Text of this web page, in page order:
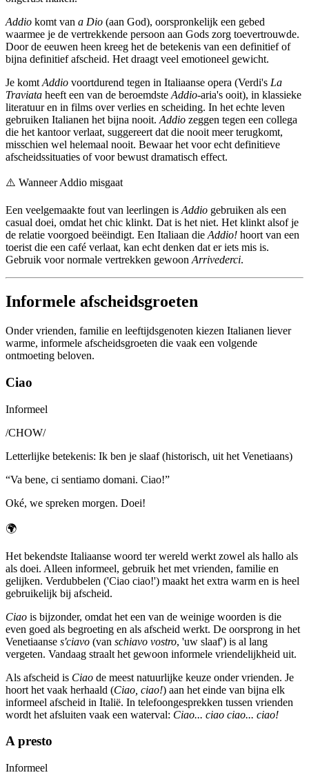
Addio komt van a Dio (aan God), oorspronkelijk een gebed
waarmee je de vertrekkende persoon aan Gods zorg toevertrouwde.
Door de eeuwen heen kreeg het de betekenis van een definitief of
bijna definitief afscheid. Het draagt veel emotioneel gewicht.
Je komt Addio voortdurend tegen in Italiaanse opera (Verdi's La
Traviata heeft een van de beroemdste Addio-aria's ooit), in klassieke
literatuur en in films over verlies en scheiding. In het echte leven
gebruiken Italianen het bijna nooit. Addio zeggen tegen een collega
die het kantoor verlaat, suggereert dat die nooit meer terugkomt,
misschien wel helemaal nooit. Bewaar het voor echt definitieve
afscheidssituaties of voor bewust dramatisch effect.
⚠️ Wanneer Addio misgaat
Een veelgemaakte fout van leerlingen is Addio gebruiken als een
casual doei, omdat het chic klinkt. Dat is het niet. Het klinkt alsof je
de relatie voorgoed beëindigt. Een Italiaan die Addio! hoort van een
toerist die een café verlaat, kan echt denken dat er iets mis is.
Gebruik voor normale vertrekken gewoon Arrivederci.
Informele afscheidsgroeten
Onder vrienden, familie en leeftijdsgenoten kiezen Italianen liever
warme, informele afscheidsgroeten die vaak een volgende
ontmoeting beloven.
Ciao
Informeel
/CHOW/
Letterlijke betekenis: Ik ben je slaaf (historisch, uit het Venetiaans)
“Va bene, ci sentiamo domani. Ciao!”
Oké, we spreken morgen. Doei!
🌍
Het bekendste Italiaanse woord ter wereld werkt zowel als hallo als
als doei. Alleen informeel, gebruik het met vrienden, familie en
gelijken. Verdubbelen ('Ciao ciao!') maakt het extra warm en is heel
gebruikelijk bij afscheid.
Ciao is bijzonder, omdat het een van de weinige woorden is die
even goed als begroeting en als afscheid werkt. De oorsprong in het
Venetiaanse s'ciavo (van schiavo vostro, 'uw slaaf') is al lang
vergeten. Vandaag straalt het gewoon informele vriendelijkheid uit.
Als afscheid is Ciao de meest natuurlijke keuze onder vrienden. Je
hoort het vaak herhaald (Ciao, ciao!) aan het einde van bijna elk
informeel afscheid in Italië. In telefoongesprekken tussen vrienden
wordt het afsluiten vaak een waterval: Ciao... ciao ciao... ciao!
A presto
Informeel